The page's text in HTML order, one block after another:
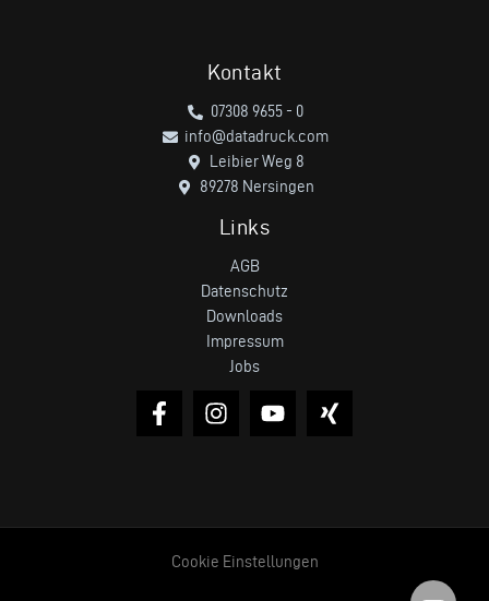
Kontakt
07308 9655 - 0
info@datadruck.com
Leibier Weg 8
89278 Nersingen
Links
AGB
Datenschutz
Downloads
Impressum
Jobs
Cookie Einstellungen